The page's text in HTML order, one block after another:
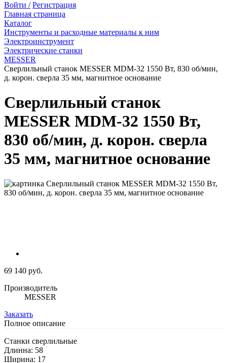
Войти / Регистрация
Главная страница
Каталог
Инструменты и расходные материалы к ним
Электроинструмент
Электрические станки
MESSER
Сверлильный станок MESSER MDM-32 1550 Вт, 830 об/мин,
д. корон. сверла 35 мм, магнитное основание
Сверлильный станок
MESSER MDM-32 1550 Вт,
830 об/мин, д. корон. сверла
35 мм, магнитное основание
69 140 руб.
Производитель
MESSER
Заказать
Полное описание
Станки сверлильные
Длинна: 58
Ширина: 17